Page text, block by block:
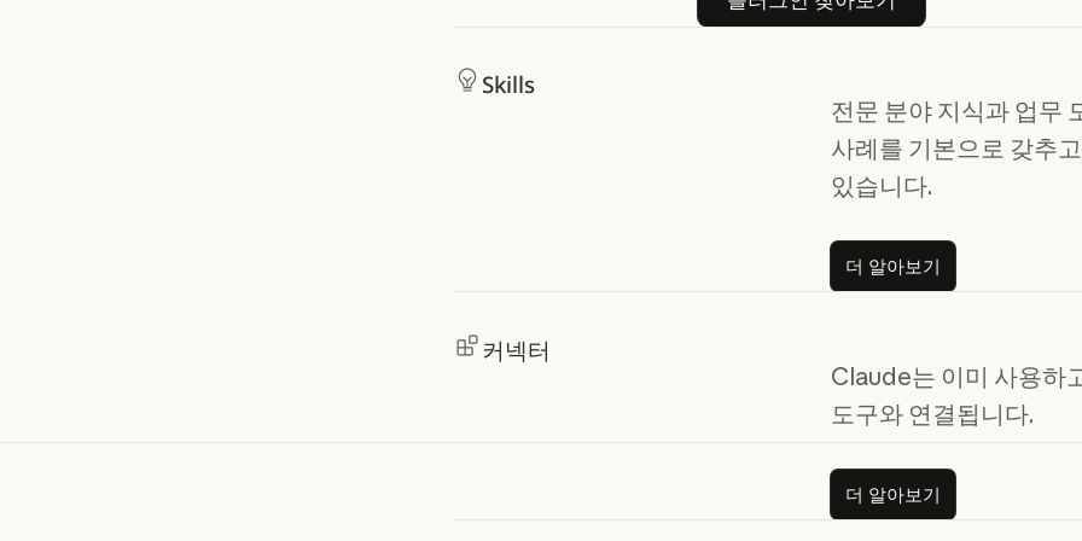
Skills
전문 분야 지식과 업무
사례를 기본으로 갖추고
있습니다.
더 알아보기
더 알아보기
커넥터
Claude는 이미 사용하
도구와 연결됩니다.
더 알아보기
더 알아보기